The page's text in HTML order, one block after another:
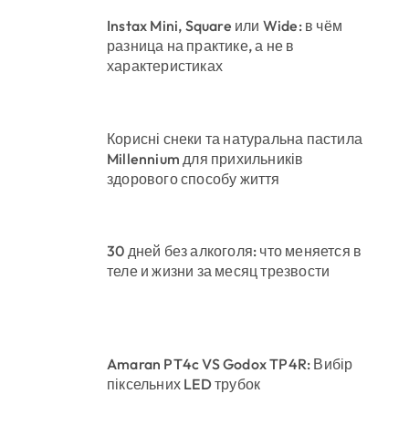
Instax Mini, Square или Wide: в чём
разница на практике, а не в
характеристиках
Корисні снеки та натуральна пастила
Millennium для прихильників
здорового способу життя
30 дней без алкоголя: что меняется в
теле и жизни за месяц трезвости
Amaran PT4c VS Godox TP4R: Вибір
піксельних LED трубок